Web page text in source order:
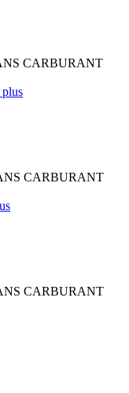
CARBURANT
CARBURANT
CARBURANT